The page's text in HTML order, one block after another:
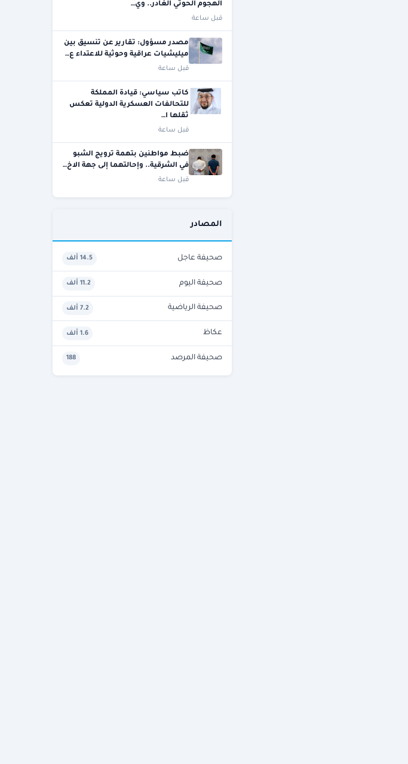
الهجوم الحوثي الغادر.. وي…
قبل ساعة
مصدر مسؤول: تقارير عن تنسيق بين
ميليشيات عراقية وحوثية للاعتداء ع…
قبل ساعة
كاتب سياسي: قيادة المملكة
للتحالفات العسكرية الدولية تعكس
ثقلها ا…
قبل ساعة
ضبط مواطنين بتهمة ترويج الشبو
في الشرقية.. وإحالتهما إلى جهة الاخ…
قبل ساعة
المصادر
صحيفة عاجل 14.5 ألف
صحيفة اليوم 11.2 ألف
صحيفة الرياضية 7.2 ألف
عكاظ 1.6 ألف
صحيفة المرصد 188